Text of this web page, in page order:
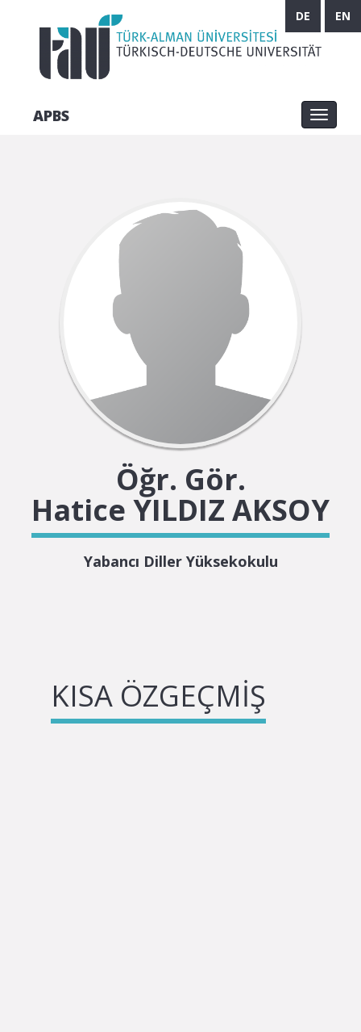
EN
DE
APBS
Öğr. Gör.
Hatice YILDIZ AKSOY
Yabancı Diller Yüksekokulu
KISA ÖZGEÇMIŞ